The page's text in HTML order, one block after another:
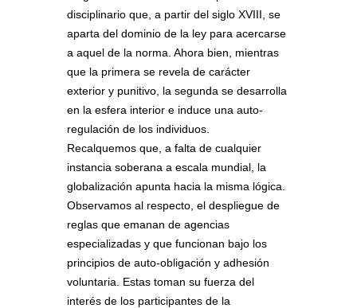
disciplinario que, a partir del siglo XVIII, se
aparta del dominio de la ley para acercarse
a aquel de la norma. Ahora bien, mientras
que la primera se revela de carácter
exterior y punitivo, la segunda se desarrolla
en la esfera interior e induce una auto-
regulación de los individuos.
Recalquemos que, a falta de cualquier
instancia soberana a escala mundial, la
globalización apunta hacia la misma lógica.
Observamos al respecto, el despliegue de
reglas que emanan de agencias
especializadas y que funcionan bajo los
principios de auto-obligación y adhesión
voluntaria. Estas toman su fuerza del
interés de los participantes de la